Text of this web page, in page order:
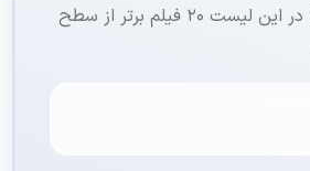
دنبال بهترین فیلم های فرانسوی برای تقویت زبان هستید؟ در این لیست ۲۰ فیلم برتر از سطح